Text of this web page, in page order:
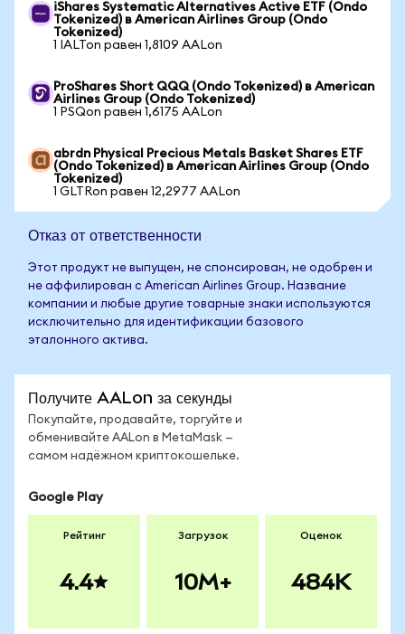
iShares Systematic Alternatives Active ETF (Ondo
Tokenized) в American Airlines Group (Ondo
Tokenized)
1 IALTon равен 1,8109 AALon
ProShares Short QQQ (Ondo Tokenized) в American
Airlines Group (Ondo Tokenized)
1 PSQon равен 1,6175 AALon
abrdn Physical Precious Metals Basket Shares ETF
(Ondo Tokenized) в American Airlines Group (Ondo
Tokenized)
1 GLTRon равен 12,2977 AALon
Отказ от ответственности
Этот продукт не выпущен, не спонсирован, не одобрен и
не аффилирован с American Airlines Group. Название
компании и любые другие товарные знаки используются
исключительно для идентификации базового
эталонного актива.
Получите AALon за секунды
Покупайте, продавайте, торгуйте и
обменивайте AALon в MetaMask —
самом надёжном криптокошельке.
Google Play
Рейтинг
4.4
Загрузок
10M+
Оценок
484K